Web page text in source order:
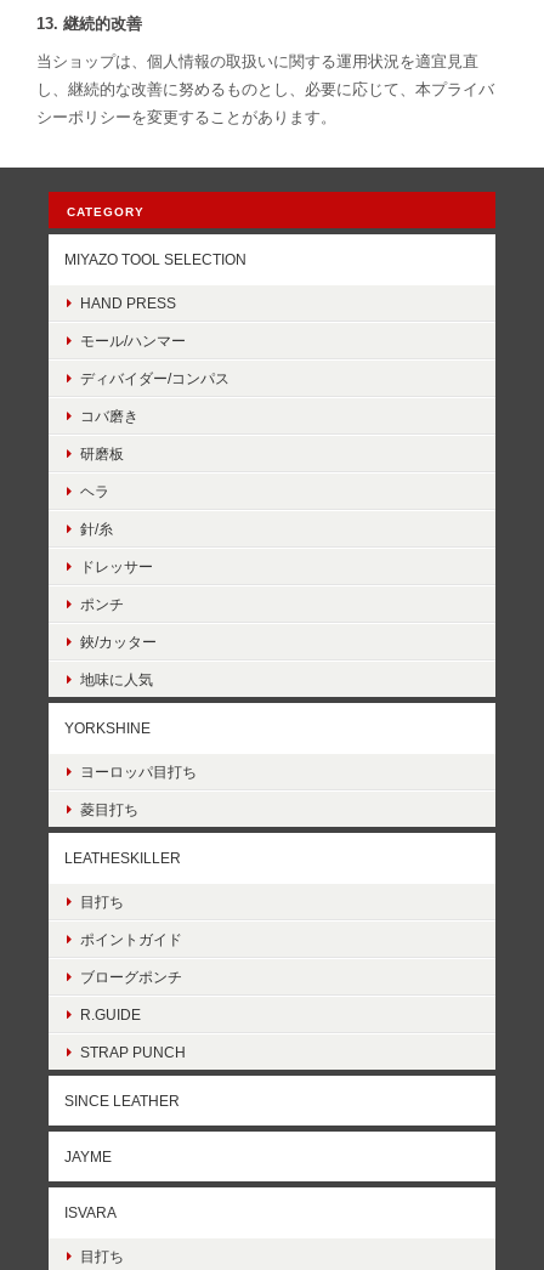
13. 継続的改善
当ショップは、個人情報の取扱いに関する運用状況を適宜見直
し、継続的な改善に努めるものとし、必要に応じて、本プライバ
シーポリシーを変更することがあります。
CATEGORY
MIYAZO TOOL SELECTION
HAND PRESS
モール/ハンマー
ディバイダー/コンパス
コバ磨き
研磨板
ヘラ
針/糸
ドレッサー
ポンチ
鋏/カッター
地味に人気
YORKSHINE
ヨーロッパ目打ち
菱目打ち
LEATHESKILLER
目打ち
ポイントガイド
ブローグポンチ
R.GUIDE
STRAP PUNCH
SINCE LEATHER
JAYME
ISVARA
目打ち